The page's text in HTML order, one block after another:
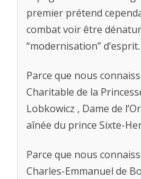
premier prétend
combat voir être
“modernisation” d’esprit.
Parce que nous
Charitable de la
Lobkowicz , Dame de
aînée du prince Sixte-
Parce que nous
Charles-Emmanuel de